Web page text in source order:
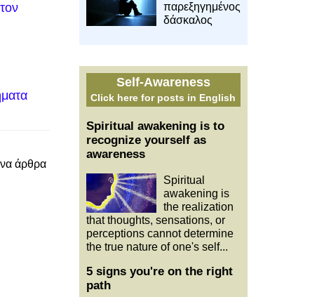
άρθρα
παρεξηγημένος
δάσκαλος
Self-Awareness
Click here for posts in English
Spiritual awakening is to
recognize yourself as
awareness
Spiritual
awakening is
the realization
that thoughts, sensations, or
perceptions cannot determine
the true nature of one's self...
5 signs you're on the right
path